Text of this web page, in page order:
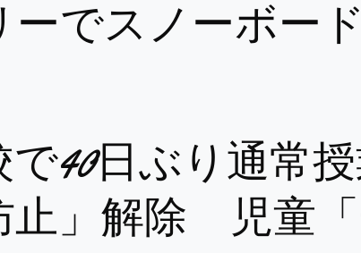
ーでスノーボー
で40日ぶり通常
止」解除 児童